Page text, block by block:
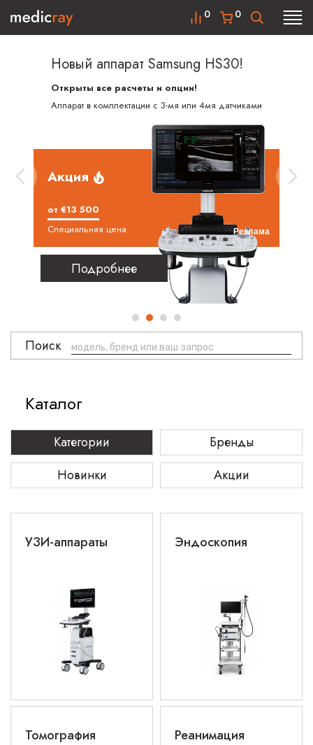
0
0
Новый аппарат Samsung HS30!
Открыты все расчеты и опции!
Аппарат в комплектации с 3-мя или 4мя датчиками
Акция
Подробнее
Реклама
от €13 500
Специальная цена
Поиск
Каталог
Категории
Бренды
Новинки
Акции
УЗИ-аппараты Эндоскопия
Томография Реанимация